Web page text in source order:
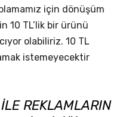
için dönüşüm
10 TL’lik bir ürünü
olabiliriz. 10 TL
istemeyecektir
REKLAMLARIN